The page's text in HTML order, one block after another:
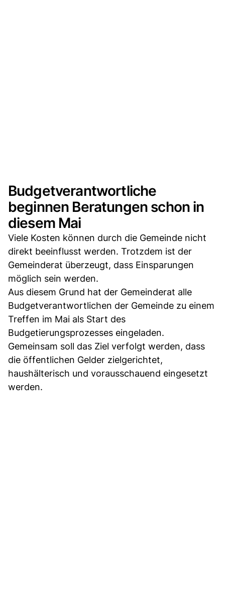
Budgetverantwortliche
beginnen Beratungen schon in
diesem Mai
Viele Kosten können durch die Gemeinde nicht
direkt beeinflusst werden. Trotzdem ist der
Gemeinderat überzeugt, dass Einsparungen
möglich sein werden.
Aus diesem Grund hat der Gemeinderat alle
Budgetverantwortlichen der Gemeinde zu einem
Treffen im Mai als Start des
Budgetierungsprozesses eingeladen.
Gemeinsam soll das Ziel verfolgt werden, dass
die öffentlichen Gelder zielgerichtet,
haushälterisch und vorausschauend eingesetzt
werden.